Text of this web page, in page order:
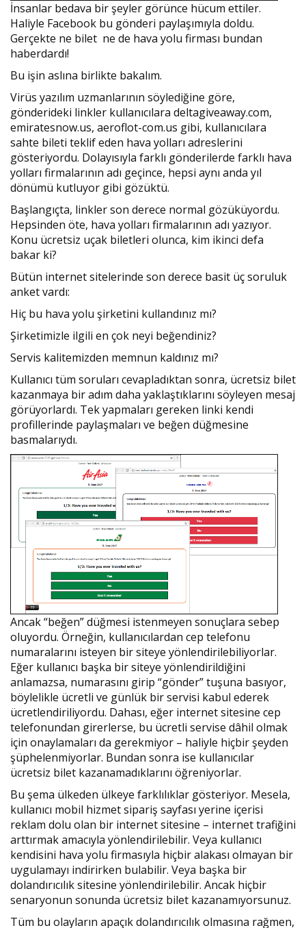
İnsanlar bedava bir şeyler görünce hücum ettiler.
Haliyle Facebook bu gönderi paylaşımıyla doldu.
Gerçekte ne bilet ne de hava yolu firması bundan
haberdardı!
Bu işin aslına birlikte bakalım.
Virüs yazılım uzmanlarının söylediğine göre,
gönderideki linkler kullanıcılara deltagiveaway.com,
emiratesnow.us, aeroflot-com.us gibi, kullanıcılara
sahte bileti teklif eden hava yolları adreslerini
gösteriyordu. Dolayısıyla farklı gönderilerde farklı hava
yolları firmalarının adı geçince, hepsi aynı anda yıl
dönümü kutluyor gibi gözüktü.
Başlangıçta, linkler son derece normal gözüküyordu.
Hepsinden öte, hava yolları firmalarının adı yazıyor.
Konu ücretsiz uçak biletleri olunca, kim ikinci defa
bakar ki?
Bütün internet sitelerinde son derece basit üç soruluk
anket vardı:
Hiç bu hava yolu şirketini kullandınız mı?
Şirketimizle ilgili en çok neyi beğendiniz?
Servis kalitemizden memnun kaldınız mı?
Kullanıcı tüm soruları cevapladıktan sonra, ücretsiz bilet
kazanmaya bir adım daha yaklaştıklarını söyleyen mesaj
görüyorlardı. Tek yapmaları gereken linki kendi
profillerinde paylaşmaları ve beğen düğmesine
basmalarıydı.
Ancak “beğen” düğmesi istenmeyen sonuçlara sebep
oluyordu. Örneğin, kullanıcılardan cep telefonu
numaralarını isteyen bir siteye yönlendirilebiliyorlar.
Eğer kullanıcı başka bir siteye yönlendirildiğini
anlamazsa, numarasını girip “gönder” tuşuna basıyor,
böylelikle ücretli ve günlük bir servisi kabul ederek
ücretlendiriliyordu. Dahası, eğer internet sitesine cep
telefonundan girerlerse, bu ücretli servise dâhil olmak
için onaylamaları da gerekmiyor – haliyle hiçbir şeyden
şüphelenmiyorlar. Bundan sonra ise kullanıcılar
ücretsiz bilet kazanamadıklarını öğreniyorlar.
Bu şema ülkeden ülkeye farklılıklar gösteriyor. Mesela,
kullanıcı mobil hizmet sipariş sayfası yerine içerisi
reklam dolu olan bir internet sitesine – internet trafiğini
arttırmak amacıyla yönlendirilebilir. Veya kullanıcı
kendisini hava yolu firmasıyla hiçbir alakası olmayan bir
uygulamayı indirirken bulabilir. Veya başka bir
dolandırıcılık sitesine yönlendirilebilir. Ancak hiçbir
senaryonun sonunda ücretsiz bilet kazanamıyorsunuz.
Tüm bu olayların apaçık dolandırıcılık olmasına rağmen,